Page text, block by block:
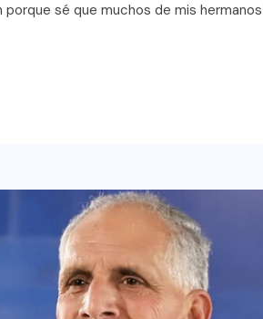
porque sé que muchos de mis